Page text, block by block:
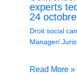
experts
24
Droit social
Manager/
Read More »